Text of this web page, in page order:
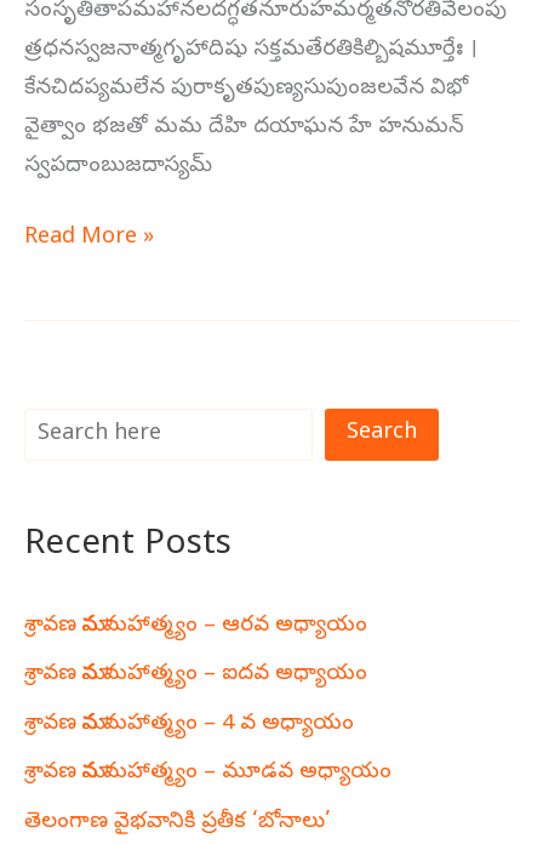
సంసృతితాపమహానలదగ్ధతనూరుహమర్మతనోరతివేలంపు
త్రధనస్వజనాత్మగృహాదిషు సక్తమతేరతికిల్బిషమూర్తేః ।
కేనచిదప్యమలేన పురాకృతపుణ్యసుపుంజలవేన విభో
వైత్వాం భజతో మమ దేహి దయాఘన హే హనుమన్
స్వపదాంబుజదాస్యమ్
Read More »
Search
Recent Posts
శ్రావణ మాస మహాత్మ్యం – ఆరవ అధ్యాయం
శ్రావణ మాస మహాత్మ్యం – ఐదవ అధ్యాయం
శ్రావణ మాస మహాత్మ్యం – 4 వ అధ్యాయం
శ్రావణ మాస మహాత్మ్యం – మూడవ అధ్యాయం
తెలంగాణ వైభవానికి ప్రతీక ‘బోనాలు’